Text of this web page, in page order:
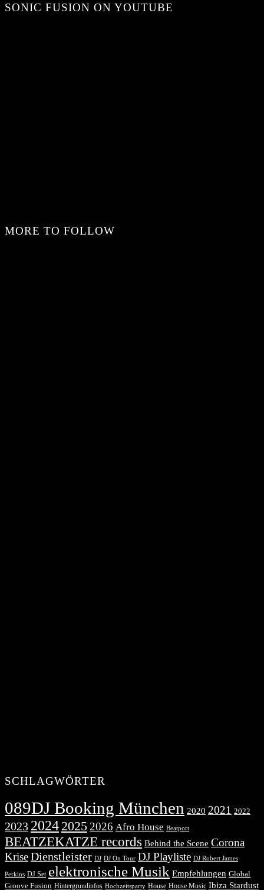
SONIC FUSION ON YOUTUBE
MORE TO FOLLOW
SCHLAGWÖRTER
089DJ Booking München 2020 2021 2022
2023 2024 2025 2026 Afro House Beatport
BEATZEKATZE records Behind the Scene Corona
KriseDienstleister DJ DJ On Tour DJ Playliste DJ Robert James
Perkins DJ Set elektronische Musik Empfehlungen Global
Groove Fusion Hintergrundinfos Hochzeitsparty House House Music Ibiza Stardust